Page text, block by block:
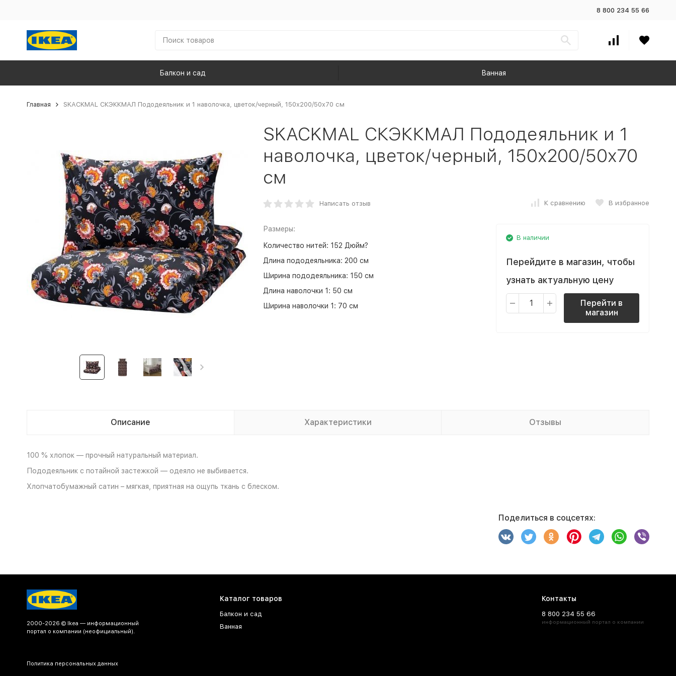
8 800 234 55 66
Балкон и сад Ванная
Главная SKACKMAL СКЭККМАЛ Пододеяльник и 1 наволочка, цветок/черный, 150x200/50x70 см
SKACKMAL СКЭККМАЛ Пододеяльник и 1
наволочка, цветок/черный, 150x200/50x70
см
Написать отзыв К сравнению В избранное
Размеры:
Количество нитей: 152 Дюйм?
Длина пододеяльника: 200 см
Ширина пододеяльника: 150 см
Длина наволочки 1: 50 см
Ширина наволочки 1: 70 см
В наличии
Перейдите в магазин, чтобы
узнать актуальную цену
Перейти в
магазин
Описание Характеристики Отзывы
100 % хлопок — прочный натуральный материал.
Пододеяльник с потайной застежкой — одеяло не выбивается.
Хлопчатобумажный сатин – мягкая, приятная на ощупь ткань с блеском.
Поделиться в соцсетях:
2000-2026 © Ikea — информационный
портал о компании (неофициальный).
Политика персональных данных
Каталог товаров
Балкон и сад
Ванная
Контакты
8 800 234 55 66
информационный портал о компании